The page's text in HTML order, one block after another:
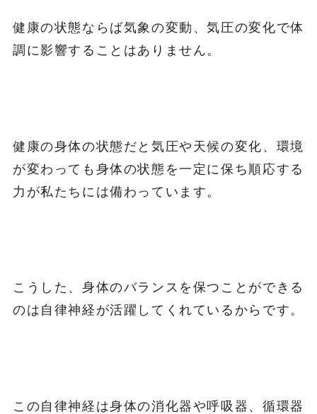
健康の状態ならば気象の変動、気圧の変化で体
調に影響することはありません。
健康の身体の状態だと気圧や天候の変化、環境
が変わっても身体の状態を一定に保ち順応する
力が私たちには備わっています。
こうした、身体のバランスを保つことができる
のは自律神経が活躍してくれているからです。
この自律神経は身体の消化器や呼吸器、循環器